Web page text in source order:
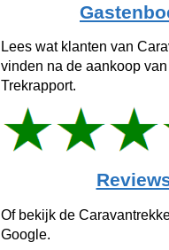
Lees wat klanten van
vinden na de aankoop
Trekrapport.
Of bekijk de
Google.